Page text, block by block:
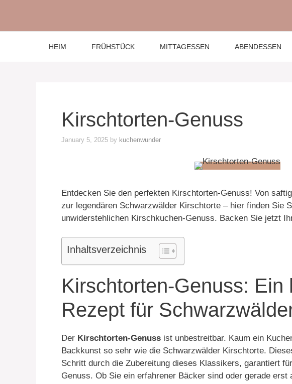
content
HEIM FRÜHSTÜCK MITTAGESSEN ABENDESSEN
Kirschtorten-Genuss
January 5, 2025 by kuchenwunder
Entdecken Sie den perfekten Kirschtorten-Genuss! Von
zur legendären Schwarzwälder Kirschtorte – hier finden Sie
unwiderstehlichen Kirschkuchen-Genuss. Backen Sie jetzt
Inhaltsverzeichnis
Kirschtorten-Genuss: Ein
Rezept für
Der Kirschtorten-Genuss ist unbestreitbar. Kaum ein
Backkunst so sehr wie die Schwarzwälder Kirschtorte.
Schritt durch die Zubereitung dieses Klassikers, garantiert
Genuss. Ob Sie ein erfahrener Bäcker sind oder gerade erst